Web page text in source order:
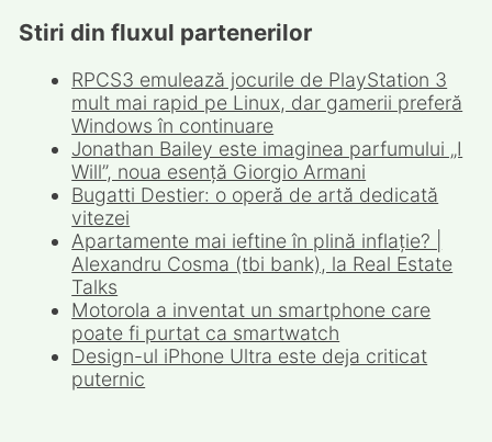
Stiri din fluxul partenerilor
RPCS3 emulează jocurile de PlayStation 3
mult mai rapid pe Linux, dar gamerii preferă
Windows în continuare
Jonathan Bailey este imaginea parfumului „I
Will”, noua esență Giorgio Armani
Bugatti Destier: o operă de artă dedicată
vitezei
Apartamente mai ieftine în plină inflație? |
Alexandru Cosma (tbi bank), la Real Estate
Talks
Motorola a inventat un smartphone care
poate fi purtat ca smartwatch
Design-ul iPhone Ultra este deja criticat
puternic